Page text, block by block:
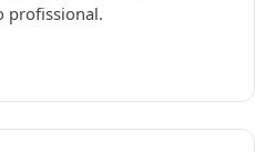
profissional.